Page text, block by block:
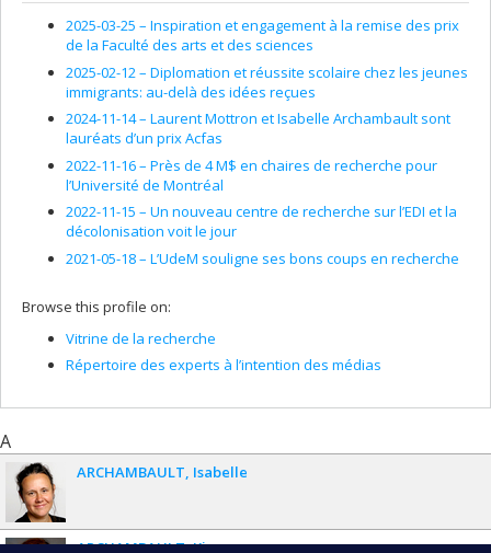
2025-03-25 – Inspiration et engagement à la remise des prix
de la Faculté des arts et des sciences
2025-02-12 – Diplomation et réussite scolaire chez les jeunes
immigrants: au-delà des idées reçues
2024-11-14 – Laurent Mottron et Isabelle Archambault sont
lauréats d’un prix Acfas
2022-11-16 – Près de 4 M$ en chaires de recherche pour
l’Université de Montréal
2022-11-15 – Un nouveau centre de recherche sur l’EDI et la
décolonisation voit le jour
2021-05-18 – L’UdeM souligne ses bons coups en recherche
Browse this profile on:
Vitrine de la recherche
Répertoire des experts à l’intention des médias
A
ARCHAMBAULT Isabelle
ARCHAMBAULT Kim